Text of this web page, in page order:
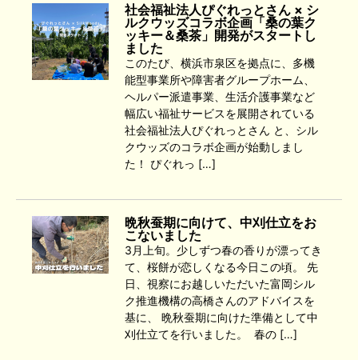
社会福祉法人ぴぐれっとさん × シ
ルクウッズコラボ企画「桑の葉ク
ッキー＆桑茶」開発がスタートし
ました
このたび、横浜市泉区を拠点に、多機
能型事業所や障害者グループホーム、
ヘルパー派遣事業、生活介護事業など
幅広い福祉サービスを展開されている
社会福祉法人ぴぐれっとさん と、シル
クウッズのコラボ企画が始動しまし
た！ ぴぐれっ […]
晩秋蚕期に向けて、中刈仕立をお
こないました
3月上旬。少しずつ春の香りが漂ってき
て、桜餅が恋しくなる今日この頃。 先
日、視察にお越しいただいた富岡シル
ク推進機構の高橋さんのアドバイスを
基に、 晩秋蚕期に向けた準備として中
刈仕立てを行いました。 春の […]